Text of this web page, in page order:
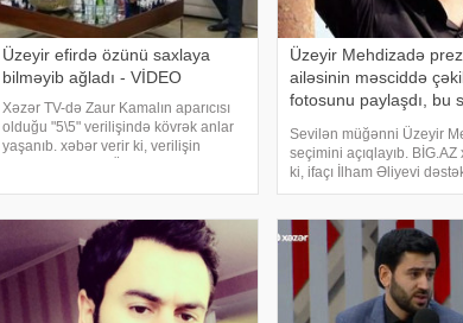
​Üzeyir efirdə özünü saxlaya
bilməyib ağladı - VİDEO
Xəzər TV-də Zaur Kamalın aparıcısı
olduğu "5\5" verilişində kövrək anlar
yaşanıb. xəbər verir ki, verilişin
qonşular
Üzeyir Mehdizadə
ailəsinin məsciddə
fotosunu paylaşdı, bu
Sevilən müğənni Üzeyir
seçimini açıqlayıb.
ki, ifaçı İlham Əliyevi
bildirib. O, sosial
paylaşaraq xalqımızın